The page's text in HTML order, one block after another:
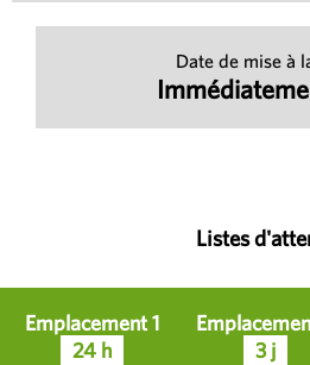
Date de mise à
Listes
Emplacement 1
24 h
3 j